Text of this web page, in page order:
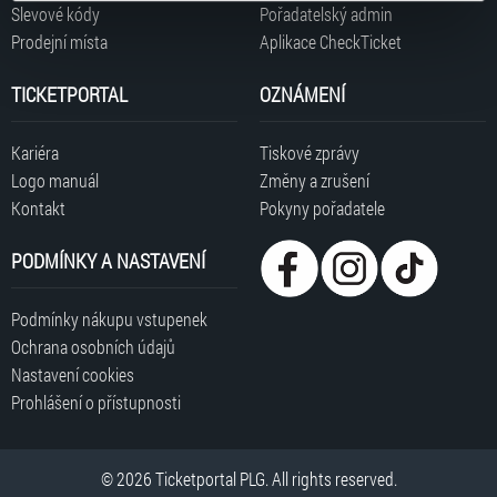
typy cookies používáme, naleznete níže. Možnosti
zpracování upravíte zaškrtnutím příslušné varianty. Svoji
„Cookies a jejich nastavení“.
Slevové kódy
Prodejní místa
Pořadatelský admin
Aplikace CheckTicket
TICKETPORTAL
Kariéra
Logo manuál
Kontakt
OZNÁMENÍ
Tiskové zprávy
Změny a zrušení
Pokyny pořadatele
PODMÍNKY A NASTAVENÍ
Podmínky nákupu vstupenek
Ochrana osobních údajů
Nastavení cookies
Prohlášení o přístupnosti
© 2026 Ticketportal PLG. All rights reserved.